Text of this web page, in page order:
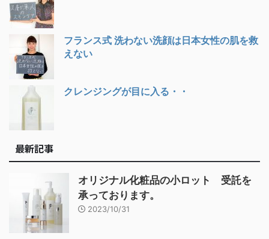
フランス式 洗わない洗顔は日本女性の肌を救
えない
クレンジングが目に入る・・
最新記事
オリジナル化粧品の小ロット 受託を
承っております。
2023/10/31